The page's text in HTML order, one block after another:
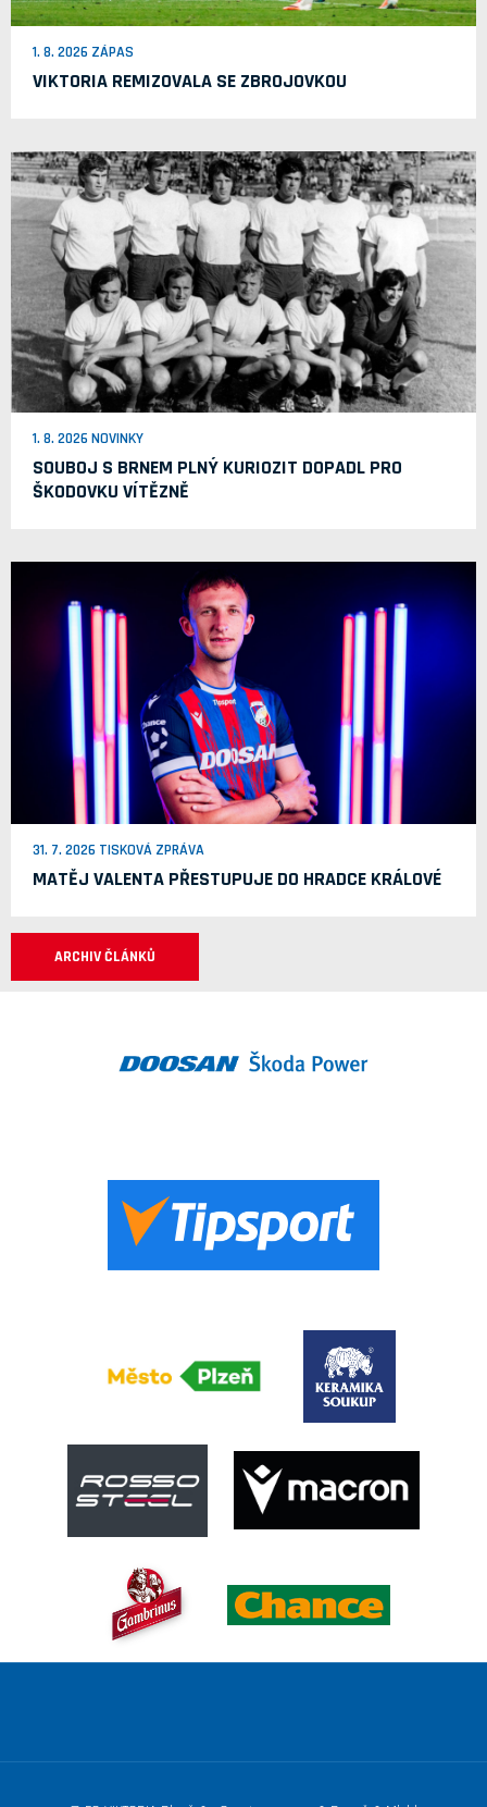
1. 8. 2026 ZÁPAS
VIKTORIA REMIZOVALA SE ZBROJOVKOU
1. 8. 2026 NOVINKY
SOUBOJ S BRNEM PLNÝ KURIOZIT DOPADL PRO
ŠKODOVKU VÍTĚZNĚ
31. 7. 2026 TISKOVÁ ZPRÁVA
MATĚJ VALENTA PŘESTUPUJE DO HRADCE KRÁLOVÉ
ARCHIV ČLÁNKŮ